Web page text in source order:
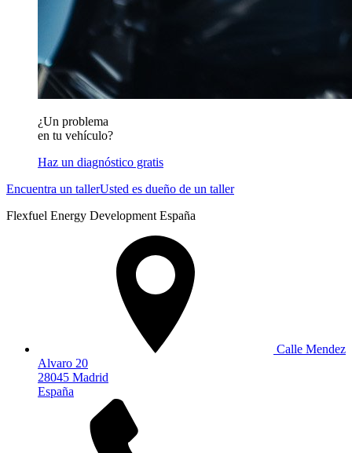
¿Un problema
en tu vehículo?
Haz un diagnóstico gratis
Encuentra un tallerUsted es dueño de un taller
Flexfuel Energy Development España
Calle Mendez
Alvaro 20
28045 Madrid
España